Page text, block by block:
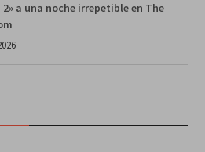
2» a una noche irrepetible en The